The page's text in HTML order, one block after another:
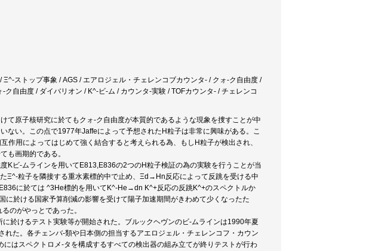
ストップ事象 / AGS / エアロジェル・チェレンコブカウンタ- / クォ-ク自由度 /
自由度 / ダイバリオン / K^-ビ-ム / カウンタ-実験 / TOFカウンタ- / チェレンコ
て原子核研究に於てもクォ-ク自由度が本質的であるような現象を捜すことが中
ない。この点で1977年Jaffeによって予想されたH粒子は非常に興味がある。こ
用によってはじめて強く結合すると考えられる為、もしH粒子が検出され、
も画期的である。
Kビ-ムラインを用いてE813,E836の2つのH粒子検証の為の実験を行うことが当
Ξ^-粒子を隣接する重水素標的中で止め、Ξd→Hn反応によって反跳を受ける中
に於ては ^3He標的を用いてK^-He→dn K^+反応の反跳K^+のスペクトルか
於ける国家予算削減の影響を受けて陽子加速期間がきわめて少くなったた
のがやっとであった。
於けるテスト実験等が開始された。ブルックヘヴンのビ-ムラインは1990年夏
た。各チェンバ-類や日本側の担当するアエロジェル・チェレンコフ・カウン
はスペクトロメ-タを構成するすべての検出器の組み立てが終りテストが行わ